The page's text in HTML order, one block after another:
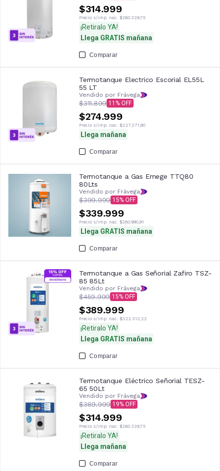
$314.999
Precio s/imp. nac. $260.329,75
¡Retiralo YA!
Llega GRATIS mañana
Comparar
Termotanque Electrico Escorial EL55L
55 LT
Vendido por Frávega
$311.899 11
$274.999
Precio s/imp. nac. $227.271,90
Llega mañana
Comparar
Termotanque a Gas Emege TTQ80
80Lts
Vendido por Frávega
$399.999 15
$339.999
Precio s/imp. nac. $280.990,91
Llega GRATIS mañana
Comparar
Termotanque a Gas Señorial Zafiro TSZ-
85 85Lt
Vendido por Frávega
$459.999 15
$389.999
Precio s/imp. nac. $322.313,22
¡Retiralo YA!
Llega GRATIS mañana
Comparar
Termotanque Eléctrico Señorial TESZ-
65 50Lt
Vendido por Frávega
$389.999 19
$314.999
Precio s/imp. nac. $260.329,75
¡Retiralo YA!
Llega mañana
Comparar